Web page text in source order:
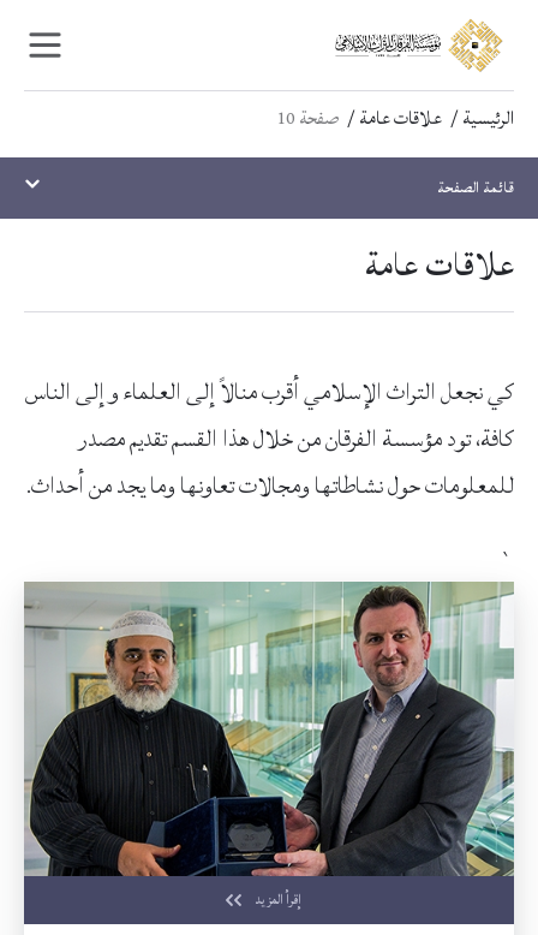
content
navigation
الرئيسية علاقات عامة صفحة 10
قائمة الصفحة
علاقات عامة
كي نجعل التراث الإسلامي أقرب منالاً إلى العلماء وإلى الناس
كافة، تود مؤسسة الفرقان من خلال هذا القسم تقديم مصدر
للمعلومات حول نشاطاتها ومجالات تعاونها وما يجد من أحداث.
`
إقرأ المزيد